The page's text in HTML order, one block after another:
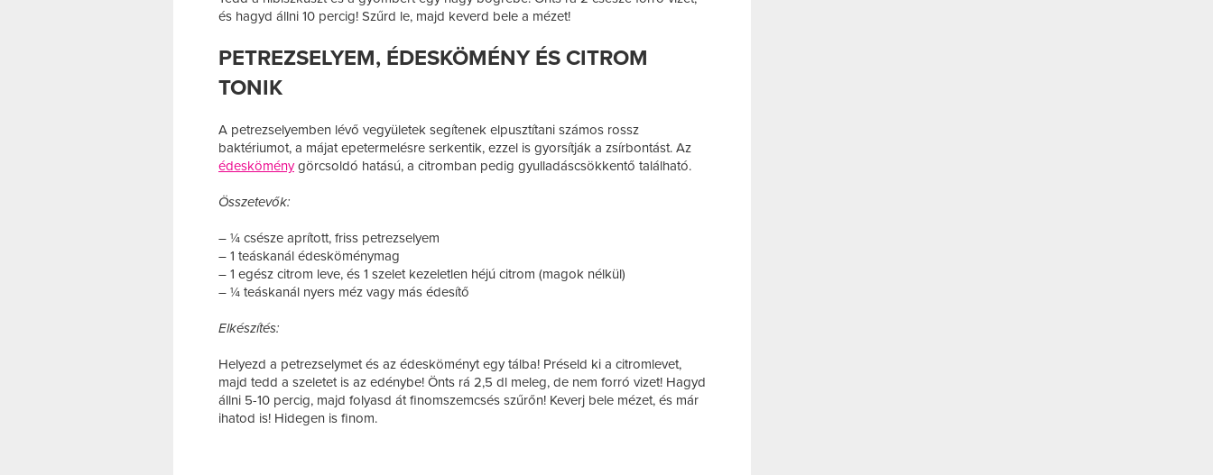
és hagyd állni 10 percig! Szűrd le, majd keverd bele a mézet!
PETREZSELYEM, ÉDESKÖMÉNY ÉS CITROM
TONIK
A petrezselyemben lévő vegyületek segítenek elpusztítani számos rossz
baktériumot, a májat epetermelésre serkentik, ezzel is gyorsítják a zsírbontást. Az
édesköménygörcsoldó hatású, a citromban pedig gyulladáscsökkentő található.
Összetevők:
– ¼ csésze aprított, friss petrezselyem
– 1 teáskanál édesköménymag
– 1 egész citrom leve, és 1 szelet kezeletlen héjú citrom (magok nélkül)
– ¼ teáskanál nyers méz vagy más édesítő
Elkészítés:
Helyezd a petrezselymet és az édesköményt egy tálba! Préseld ki a citromlevet,
majd tedd a szeletet is az edénybe! Önts rá 2,5 dl meleg, de nem forró vizet! Hagyd
állni 5-10 percig, majd folyasd át finomszemcsés szűrőn! Keverj bele mézet, és már
ihatod is! Hidegen is finom.